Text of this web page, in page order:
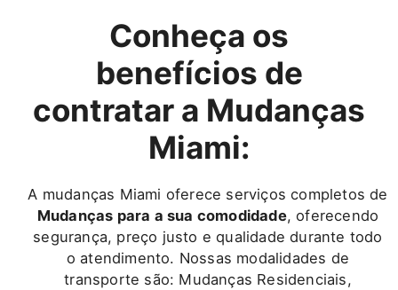
Conheça os
benefícios de
contratar a Mudanças
Miami:
A mudanças Miami oferece serviços completos de
Mudanças para a sua comodidade, oferecendo
segurança, preço justo e qualidade durante todo
o atendimento. Nossas modalidades de
transporte são: Mudanças Residenciais,